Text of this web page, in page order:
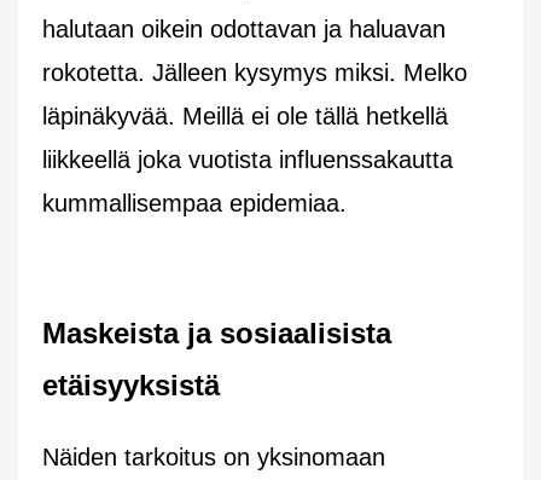
halutaan oikein odottavan ja haluavan
rokotetta. Jälleen kysymys miksi. Melko
läpinäkyvää. Meillä ei ole tällä hetkellä
liikkeellä joka vuotista influenssakautta
kummallisempaa epidemiaa.
Maskeista ja sosiaalisista
etäisyyksistä
Näiden tarkoitus on yksinomaan